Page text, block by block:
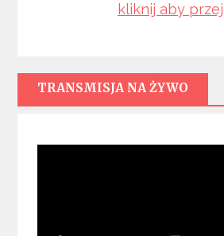
kliknij aby
TRANSMISJA NA ŻYWO